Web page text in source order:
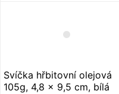
Svíčka hřbitovní olejová
105g, 4,8 x 9,5 cm, bílá